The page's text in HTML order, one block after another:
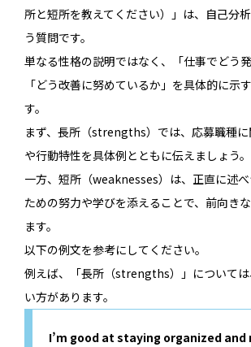
所と短所を教えてください）」は、自己分
う質問です。
単なる性格の説明ではなく、「仕事でどう発
「どう改善に努めているか」を具体的に示
す。
まず、長所（strengths）では、応募職種
や行動特性を具体例とともに伝えましょう。
一方、短所（weaknesses）は、正直に述
ための努力や学びを添えることで、前向き
ます。
以下の例文を参考にしてください。
例えば、「長所（strengths）」について
い方があります。
I’m good at staying organized and